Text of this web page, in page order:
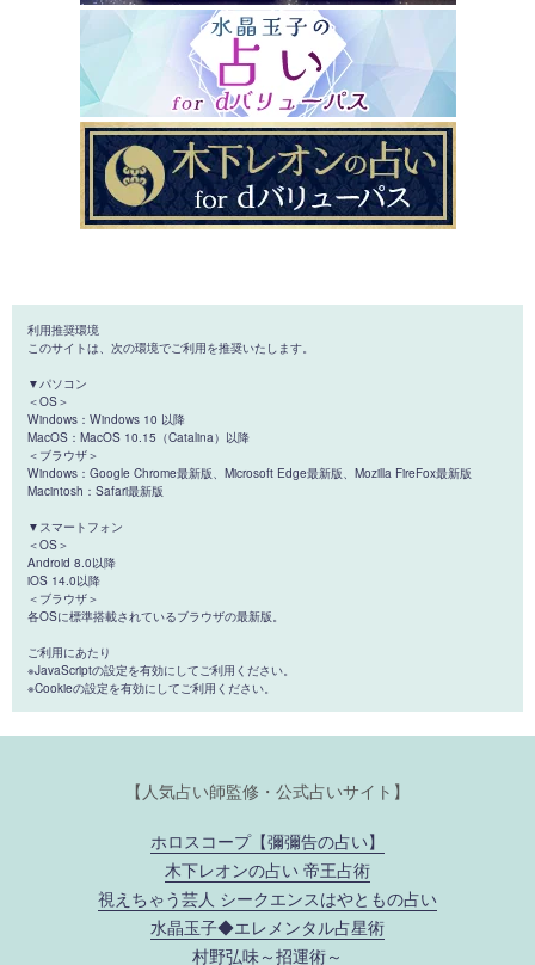
利用推奨環境
このサイトは、次の環境でご利用を推奨いたします。
▼パソコン
＜OS＞
Windows：Windows 10 以降
MacOS：MacOS 10.15（Catalina）以降
＜ブラウザ＞
Windows：Google Chrome最新版、Microsoft Edge最新版、Mozilla FireFox最新版
Macintosh：Safari最新版
▼スマートフォン
＜OS＞
Android 8.0以降
iOS 14.0以降
＜ブラウザ＞
各OSに標準搭載されているブラウザの最新版。
ご利用にあたり
※JavaScriptの設定を有効にしてご利用ください。
※Cookieの設定を有効にしてご利用ください。
【人気占い師監修・公式占いサイト】
ホロスコープ【彌彌告の占い】
木下レオンの占い 帝王占術
視えちゃう芸人 シークエンスはやともの占い
水晶玉子◆エレメンタル占星術
村野弘味～招運術～